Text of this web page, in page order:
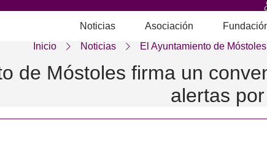
Noticias
Asociación
Inicio Noticias El Ayuntamiento de
de Móstoles firma un
alertas